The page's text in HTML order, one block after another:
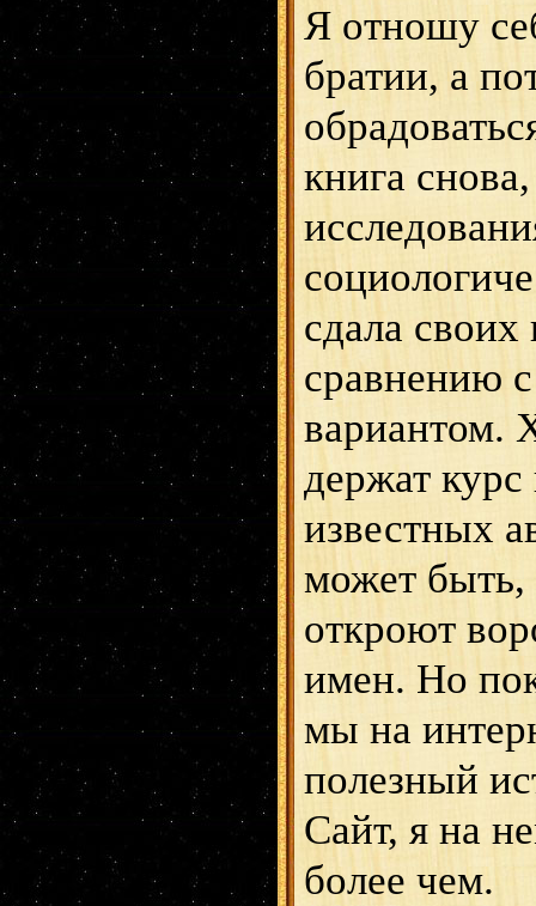
Я отношу
братии, а
книга
сдала
сравнению
вариантом.
держат
известных
может быть,
откроют
имен. Но
мы на
полезный
Сайт, я на
более чем.